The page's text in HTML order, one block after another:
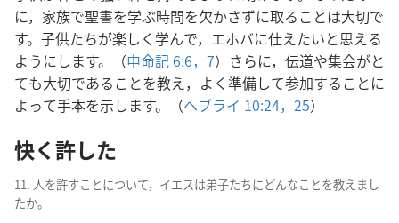
に，家族で聖書を学ぶ時間を欠かさずに取ることは大切で
す。子供たちが楽しく学んで，エホバに仕えたいと思える
ようにします。（申命記 6:6，7）さらに，伝道や集会がと
ても大切であることを教え，よく準備して参加することに
よって手本を示します。（ヘブライ 10:24，25）
快く許した
11. 人を許すことについて，イエスは弟子たちにどんなことを教えまし
たか。